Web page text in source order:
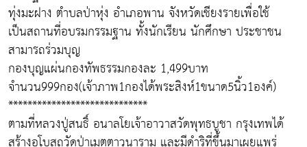
ทุ่งมะฝาง ตำบลป่าหุ่ง อำเภอพาน จังหวัดเชียงรายเพื่อใช้
เป็นสถานที่อบรมกรรมฐาน ทั้งนักเรียน นักศึกษา ประชาชน
สามารถร่วมบุญ
กองบุญแผ่นกองทัพธรรมกองละ 1,499บาท
จำนวน999กอง(เจ้าภาพ1กองได้พระสิงห์1ขนาด5นิ้ว1องค์)
*****************************
ตามที่หลวงปู่สนธิ์ อนาลโยเจ้าอาวาสวัดพุทธบูชา กรุงเทพได้